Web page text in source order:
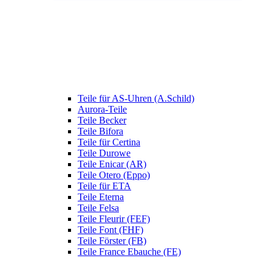
Teile für AS-Uhren (A.Schild)
Aurora-Teile
Teile Becker
Teile Bifora
Teile für Certina
Teile Durowe
Teile Enicar (AR)
Teile Otero (Eppo)
Teile für ETA
Teile Eterna
Teile Felsa
Teile Fleurir (FEF)
Teile Font (FHF)
Teile Förster (FB)
Teile France Ebauche (FE)